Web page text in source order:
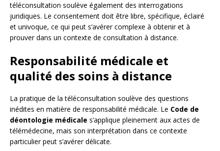
téléconsultation soulève également des interrogations
juridiques. Le consentement doit être libre, spécifique, éclairé
et univoque, ce qui peut s’avérer complexe à obtenir et à
prouver dans un contexte de consultation à distance.
Responsabilité médicale et
qualité des soins à distance
La pratique de la téléconsultation soulève des questions
inédites en matière de responsabilité médicale. Le Code de
déontologie médicale s’applique pleinement aux actes de
télémédecine, mais son interprétation dans ce contexte
particulier peut s’avérer délicate.